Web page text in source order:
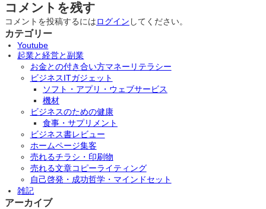
コメントを残す
コメントを投稿するにはログイン してください。
カテゴリー
Youtube
起業と経営と副業
お金との付き合い方マネーリテラシー
ビジネスITガジェット
ソフト・アプリ・ウェブサービス
機材
ビジネスのための健康
食事・サプリメント
ビジネス書レビュー
ホームページ集客
売れるチラシ・印刷物
売れる文章コピーライティング
自己啓発・成功哲学・マインドセット
雑記
アーカイブ